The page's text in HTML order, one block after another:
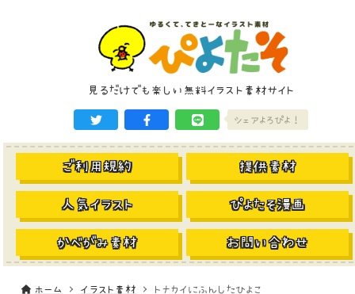
見るだけでも楽しい無料イラスト素材サイト
シェアよろぴよ！
ご利用規約 提供素材
人気イラスト ぴよたそ漫画
かべがみ素材 お問い合わせ
ホーム イラスト素材 トナカイにふんしたひよこ